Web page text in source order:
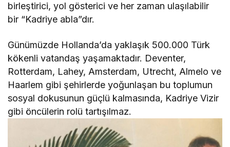
birleştirici, yol gösterici ve her zaman ulaşılabilir
bir “Kadriye abla”dır.
Günümüzde Hollanda’da yaklaşık 500.000 Türk
kökenli vatandaş yaşamaktadır. Deventer,
Rotterdam, Lahey, Amsterdam, Utrecht, Almelo ve
Haarlem gibi şehirlerde yoğunlaşan bu toplumun
sosyal dokusunun güçlü kalmasında, Kadriye Vizir
gibi öncülerin rolü tartışılmaz.